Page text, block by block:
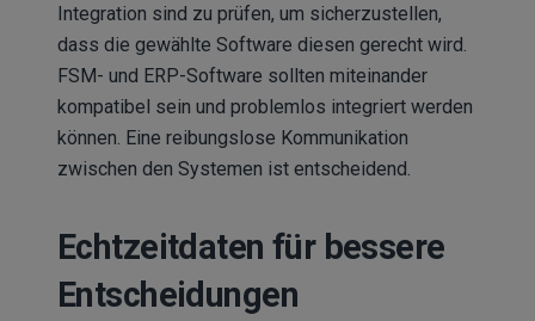
Integration sind zu prüfen, um sicherzustellen,
dass die gewählte Software diesen gerecht wird.
FSM- und ERP-Software sollten miteinander
kompatibel sein und problemlos integriert werden
können. Eine reibungslose Kommunikation
zwischen den Systemen ist entscheidend.
Echtzeitdaten für bessere
Entscheidungen